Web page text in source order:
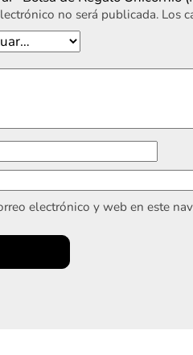
no será publicada. Los
electrónico y web en este